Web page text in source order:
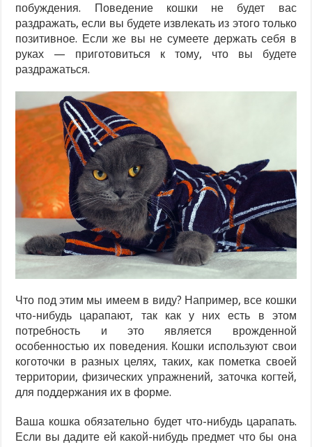
побуждения. Поведение кошки не будет вас
раздражать, если вы будете извлекать из этого только
позитивное. Если же вы не сумеете держать себя в
руках — приготовиться к тому, что вы будете
раздражаться.
Что под этим мы имеем в виду? Например, все кошки
что-нибудь царапают, так как у них есть в этом
потребность и это является врожденной
особенностью их поведения. Кошки используют свои
коготочки в разных целях, таких, как пометка своей
территории, физических упражнений, заточка когтей,
для поддержания их в форме.
Ваша кошка обязательно будет что-нибудь царапать.
Если вы дадите ей какой-нибудь предмет что бы она